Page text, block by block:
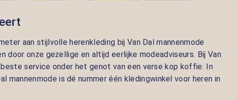
aan stijlvolle herenkleding bij Van Dal mannenmode
door onze gezellige en altijd eerlijke modeadviseurs. Bij Van
service onder het genot van een verse kop koffie. In
mannenmode is dé nummer één kledingwinkel voor heren in